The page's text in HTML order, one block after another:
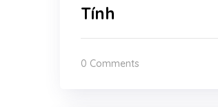
Tính
0 Comments